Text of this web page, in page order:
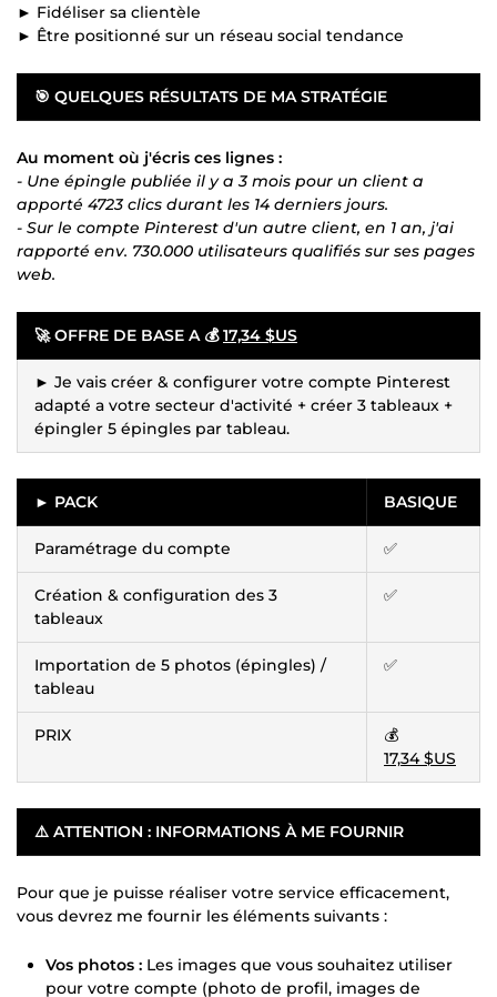
► Fidéliser sa clientèle
► Être positionné sur un réseau social tendance
🎯 QUELQUES RÉSULTATS DE MA STRATÉGIE
Au moment où j'écris ces lignes :
- Une épingle publiée il y a 3 mois pour un client a
apporté 4723 clics durant les 14 derniers jours.
- Sur le compte Pinterest d'un autre client, en 1 an, j'ai
rapporté env. 730.000 utilisateurs qualifiés sur ses pages
web.
🚀OFFRE DE BASE A 💰17,34 $US
► Je vais créer & configurer votre compte Pinterest
adapté a votre secteur d'activité + créer 3 tableaux +
épingler 5 épingles par tableau.
► PACK BASIQUE
Paramétrage du compte ✅
Création & configuration des 3
tableaux
✅
Importation de 5 photos (épingles) /
tableau
✅
PRIX
💰
17,34 $US
⚠️ ATTENTION : INFORMATIONS À ME FOURNIR
Pour que je puisse réaliser votre service efficacement,
vous devrez me fournir les éléments suivants :
Vos photos : Les images que vous souhaitez utiliser
pour votre compte (photo de profil, images de